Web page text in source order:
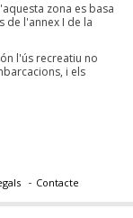
zona es basa
de l'annex I de la
l'ús recreatiu no
i els
Contacte